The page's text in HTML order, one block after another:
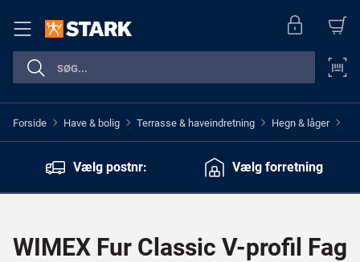
Forside > Have & bolig > Terrasse & haveindretning > Hegn & låger >
Vælg postnr: Vælg forretning
WIMEX Fur Classic V-profil Fag